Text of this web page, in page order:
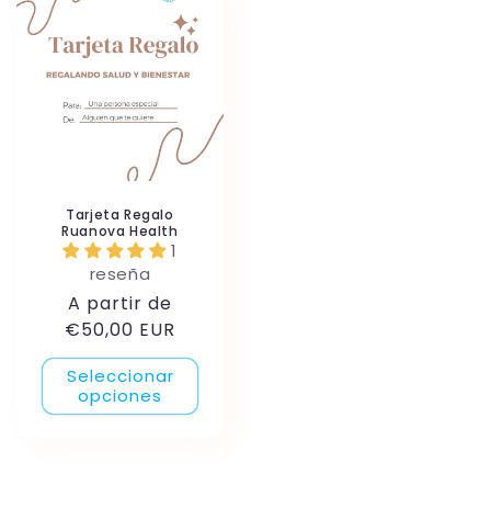
Tarjeta Regalo
Ruanova Health
1
reseña
Precio
habitual
A partir de
€50,00 EUR
Seleccionar
opciones